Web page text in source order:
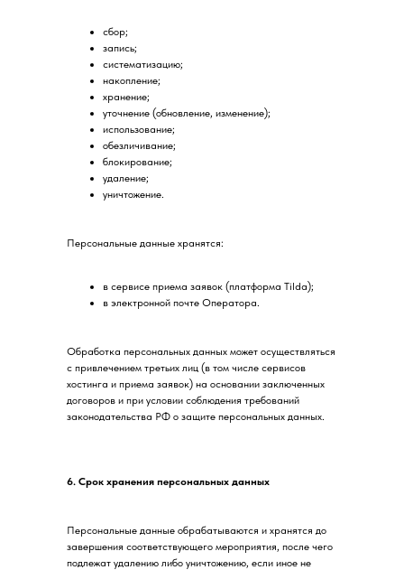
сбор;
запись;
систематизацию;
накопление;
хранение;
уточнение (обновление, изменение);
использование;
обезличивание;
блокирование;
удаление;
уничтожение.
Персональные данные хранятся:
в сервисе приема заявок (платформа Tilda);
в электронной почте Оператора.
Обработка персональных данных может осуществляться
с привлечением третьих лиц (в том числе сервисов
хостинга и приема заявок) на основании заключенных
договоров и при условии соблюдения требований
законодательства РФ о защите персональных данных.
6. Срок хранения персональных данных
Персональные данные обрабатываются и хранятся до
завершения соответствующего мероприятия, после чего
подлежат удалению либо уничтожению, если иное не